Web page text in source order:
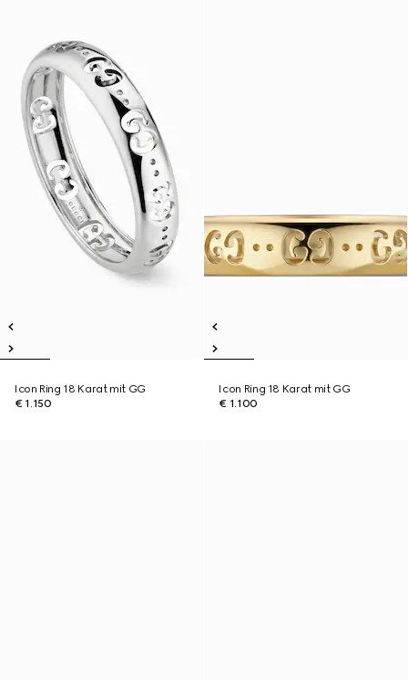
Icon Ring 18 Karat mit GG
€ 1.150
Icon Ring 18 Karat mit GG
€ 1.100